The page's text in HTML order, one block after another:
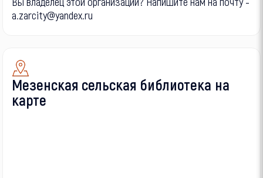
a.zarcity@yandex.ru
Мезенская сельская библиотека на
карте